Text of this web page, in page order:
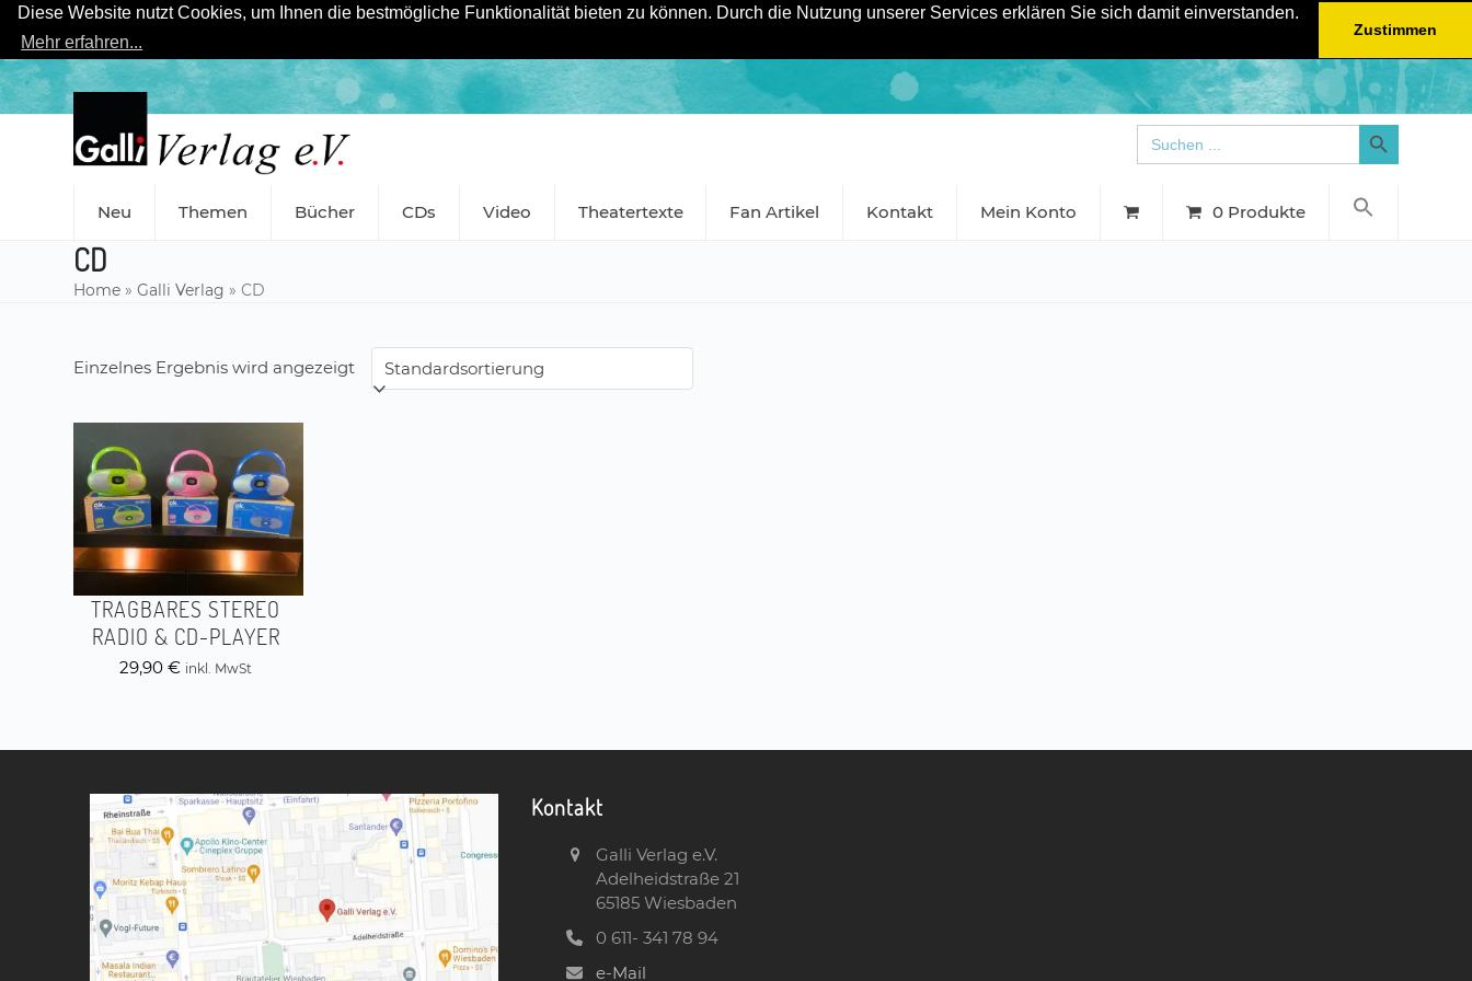
Diese Website nutzt Cookies, um Ihnen die bestmögliche Funktionalität bieten zu können. Durch die Nutzung unserer Services erklären Sie sich damit einverstanden.
Mehr erfahren...
Zustimmen
Skip
content
Search
for:
Search Button
Neu Themen Bücher CDs Video Theatertexte Fan Artikel Kontakt Mein Konto 0 Produkte
CD
Home »Galli Verlag »CD
Einzelnes Ergebnis wird angezeigt
TRAGBARES STEREO
RADIO & CD-PLAYER
29,90€ inkl. MwSt
Kontakt
Galli Verlag e.V.
Adelheidstraße 21
65185 Wiesbaden
0 611- 341 78 94
e-Mail